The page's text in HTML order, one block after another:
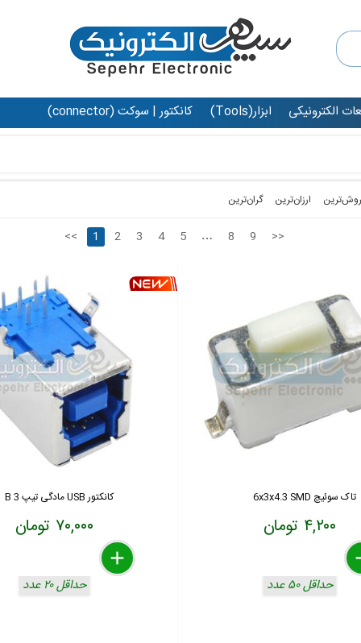
الکترونیکی ابزار(Tools) کانکتور | سوکت (connector)
ارزان‌ترین گران‌ترین
<< 1 2 3 4 5 … 8 9 >>
تاک سوئیچ 6x3x4.3 SMD
۴,۲۰۰ تومان
حداقل ۵۰ عدد
کانکتور USB مادگی تیپ 3 B
۷۰,۰۰۰ تومان
delete
remove
add
حداقل ۲۰ عدد